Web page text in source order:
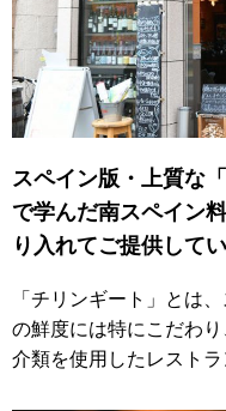
スペイン版・上質な
で学んだ南スペイン
り入れてご提供してい
「チリンギート」とは
の鮮度には特にこだわ
介類を使用したレストラ